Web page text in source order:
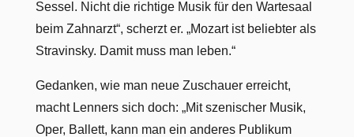
Sessel. Nicht die richtige Musik für den Wartesaal
beim Zahnarzt“, scherzt er. „Mozart ist beliebter als
Stravinsky. Damit muss man leben.“
Gedanken, wie man neue Zuschauer erreicht,
macht Lenners sich doch: „Mit szenischer Musik,
Oper, Ballett, kann man ein anderes Publikum